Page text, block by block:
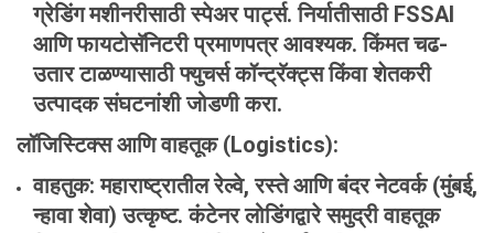
ग्रेडिंग मशीनरीसाठी स्पेअर पार्ट्स. निर्यातीसाठी FSSAI
आणि फायटोसॅनिटरी प्रमाणपत्र आवश्यक. किंमत चढ-
उतार टाळण्यासाठी फ्युचर्स कॉन्ट्रॅक्ट्स किंवा शेतकरी
उत्पादक संघटनांशी जोडणी करा.
लॉजिस्टिक्स आणि वाहतूक(Logistics):
वाहतुक: महाराष्ट्रातील रेल्वे, रस्ते आणि बंदर नेटवर्क (मुंबई,
न्हावा शेवा) उत्कृष्ट. कंटेनर लोडिंगद्वारे समुद्री वाहतूक